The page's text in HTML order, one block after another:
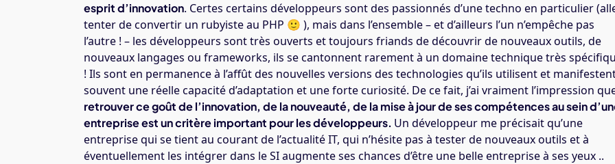
esprit d’innovation. Certes certains développeurs sont des passionnés d’une techno en particulier
tenter de convertir un rubyiste au PHP 🙂 ), mais dans l’ensemble – et d’ailleurs l’un n’empêche pas
l’autre ! – les développeurs sont très ouverts et toujours friands de découvrir de nouveaux outils, de
nouveaux langages ou frameworks, ils se cantonnent rarement à un domaine technique très
! Ils sont en permanence à l’affût des nouvelles versions des technologies qu’ils utilisent et
souvent une réelle capacité d’adaptation et une forte curiosité. De ce fait, j’ai vraiment l’impression
retrouver ce goût de l’innovation, de la nouveauté, de la mise à jour de ses compétences au sein
entreprise est un critère important pour les développeurs. Un développeur me précisait qu’une
entreprise qui se tient au courant de l’actualité IT, qui n’hésite pas à tester de nouveaux outils et à
éventuellement les intégrer dans le SI augmente ses chances d’être une belle entreprise à ses yeux ..